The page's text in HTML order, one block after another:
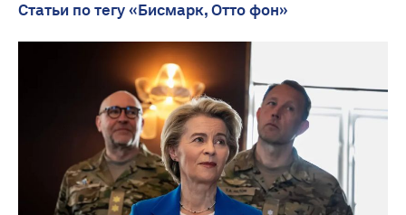
Статьи по тегу «Бисмарк, Отто фон»